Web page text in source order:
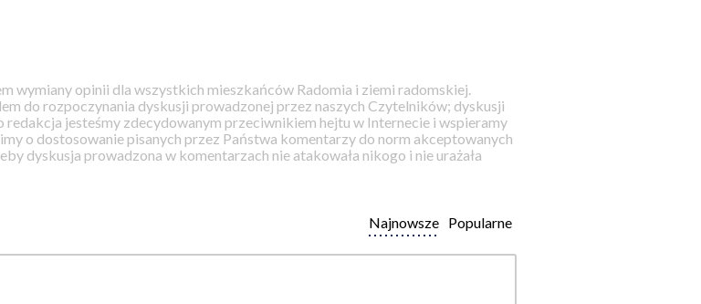
wymiany opinii dla wszystkich mieszkańców Radomia i ziemi radomskiej.
do rozpoczynania dyskusji prowadzonej przez naszych Czytelników; dyskusji
jesteśmy zdecydowanym przeciwnikiem hejtu w Internecie i wspieramy
o dostosowanie pisanych przez Państwa komentarzy do norm akceptowanych
dyskusja prowadzona w komentarzach nie atakowała nikogo i nie urażała
Popularne
Najnowsze